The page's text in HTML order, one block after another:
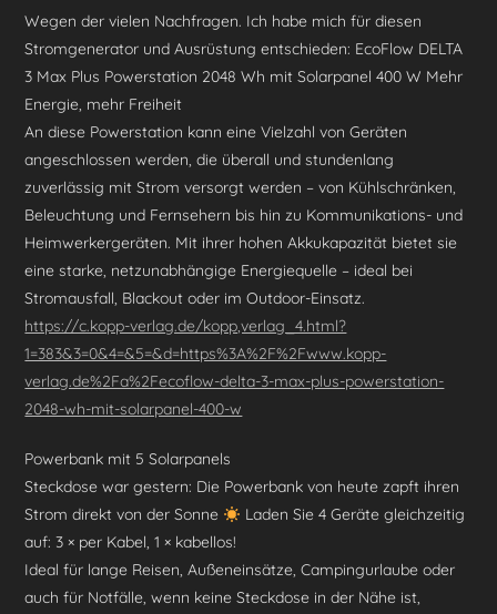
Wegen der vielen Nachfragen. Ich habe mich für diesen
Stromgenerator und Ausrüstung entschieden: EcoFlow DELTA
3 Max Plus Powerstation 2048 Wh mit Solarpanel 400 W Mehr
Energie, mehr Freiheit
An diese Powerstation kann eine Vielzahl von Geräten
angeschlossen werden, die überall und stundenlang
zuverlässig mit Strom versorgt werden – von Kühlschränken,
Beleuchtung und Fernsehern bis hin zu Kommunikations- und
Heimwerkergeräten. Mit ihrer hohen Akkukapazität bietet sie
eine starke, netzunabhängige Energiequelle – ideal bei
Stromausfall, Blackout oder im Outdoor-Einsatz.
https://c.kopp-verlag.de/kopp,verlag_4.html?
1=383&3=0&4=&5=&d=https%3A%2F%2Fwww.kopp-
verlag.de%2Fa%2Fecoflow-delta-3-max-plus-powerstation-
2048-wh-mit-solarpanel-400-w
Powerbank mit 5 Solarpanels
Steckdose war gestern: Die Powerbank von heute zapft ihren
Strom direkt von der Sonne
Laden Sie 4 Geräte gleichzeitig
auf: 3 × per Kabel, 1 × kabellos!
Ideal für lange Reisen, Außeneinsätze, Campingurlaube oder
auch für Notfälle, wenn keine Steckdose in der Nähe ist,